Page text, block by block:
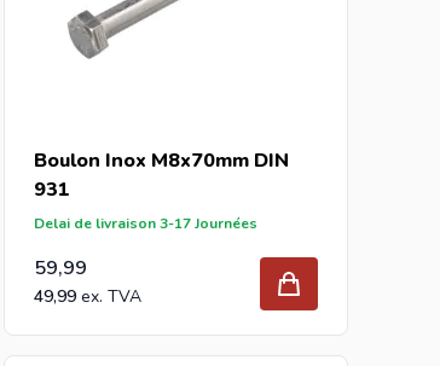
Boulon Inox M8x70mm DIN
931
Delai de livraison 3-17 Journées
59,99
49,99